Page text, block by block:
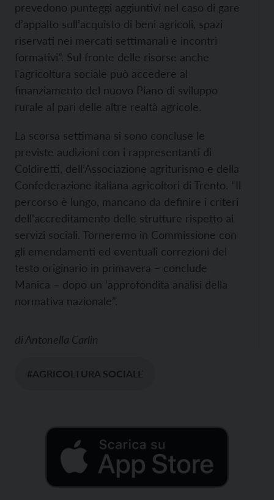
prevedono punteggi aggiuntivi nel caso di gare
d’appalto sull’acquisto di beni agricoli, spazi
riservati nei mercati settimanali e incontri
formativi”. Sul fronte delle risorse anche
l'agricoltura sociale può accedere al
finanziamento del nuovo Piano di sviluppo
rurale al pari delle altre realtà agricole.
La scorsa settimana si sono concluse le
previste audizioni con i rappresentanti di
Coldiretti, dell’Associazione agriturismo e della
Confederazione italiana agricoltori di Trento. “Il
percorso è lungo, mancano da definire i criteri
dell’accreditamento delle strutture rispetto ai
servizi sociali. Torneremo in Commissione con
gli emendamenti ed eventuali correzioni del
testo originario in primavera – conclude
Manica – dopo un ‘approfondita analisi della
normativa nazionale”.
diAntonella Carlin
#AGRICOLTURA SOCIALE